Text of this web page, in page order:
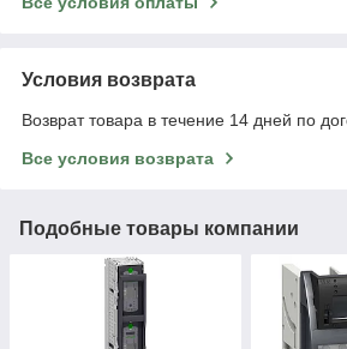
Условия возврата
Возврат товара в течение 14 дней по
Все условия возврата
Подобные товары компании